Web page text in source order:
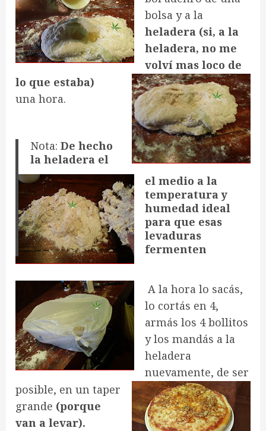
bolsa y a la
heladera (si, a la
heladera, no me
volví mas loco de
lo que estaba)
una hora.
Nota:De hecho
la heladera el
el medio a la
temperatura y
humedad ideal
para que esas
levaduras
fermenten
A la hora lo sacás,
lo cortás en 4,
armás los 4 bollitos
y los mandás a la
heladera
nuevamente, de ser
posible, en un taper
grande (porque
van a levar).